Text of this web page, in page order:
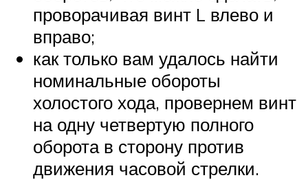
проворачивая винт L влево и
вправо;
как только вам удалось найти
номинальные обороты
холостого хода, провернем винт
на одну четвертую полного
оборота в сторону против
движения часовой стрелки.